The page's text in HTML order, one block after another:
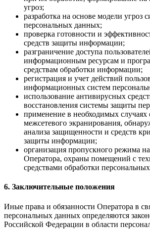
угроз;
разработка на основе модели угроз
персональных данных;
проверка готовности и
средств защиты информации;
разграничение доступа
информационным ресурсам и
средствам обработки информации;
регистрация и учет действий
информационных систем
использование антивирусных
восстановления системы защиты
применение в необходимых случаях
межсетевого экранирования,
анализа защищенности и средств
защиты информации;
организация пропускного режима
Оператора, охраны помещений с
средствами обработки
6. Заключительные положения
Иные права и обязанности Оператора в
персональных данных определяются
Российской Федерации в области